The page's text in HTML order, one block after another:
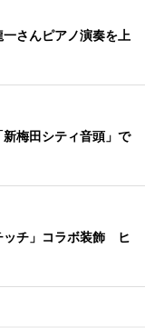
さんピアノ演奏を上
梅田シティ音頭」で
ッチ」コラボ装飾 ヒ